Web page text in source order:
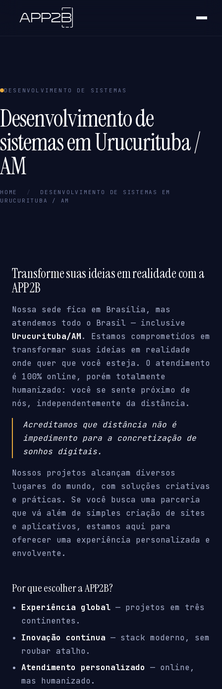
DESENVOLVIMENTO DE SISTEMAS
Desenvolvimento de
sistemas em Urucurituba /
AM
HOME /
DESENVOLVIMENTO DE SISTEMAS EM
URUCURITUBA / AM
Transforme suas ideias em realidade com a
APP2B
Nossa sede fica em Brasília, mas
atendemos todo o Brasil — inclusive
Urucurituba/AM. Estamos comprometidos em
transformar suas ideias em realidade
onde quer que você esteja. O atendimento
é 100% online, porém totalmente
humanizado: você se sente próximo de
nós, independentemente da distância.
Acreditamos que distância não é
impedimento para a concretização de
sonhos digitais.
Nossos projetos alcançam diversos
lugares do mundo, com soluções criativas
e práticas. Se você busca uma parceria
que vá além de simples criação de sites
e aplicativos, estamos aqui para
oferecer uma experiência personalizada e
envolvente.
Por que escolher a APP2B?
Experiência global — projetos em três
continentes.
Inovação contínua — stack moderno, sem
roubar atalho.
Atendimento personalizado — online,
mas humanizado.